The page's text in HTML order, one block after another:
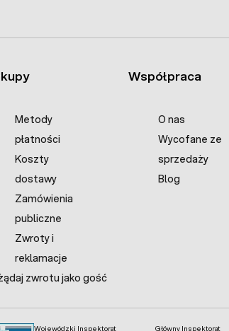
Metody
płatności
Koszty
dostawy
Zamówienia
publiczne
Zwroty i
reklamacje
zwrotu jako gość
Współpraca
O nas
Wycofane ze
sprzedaży
Blog
Wojewódzki Inspektorat Główny Inspektorat